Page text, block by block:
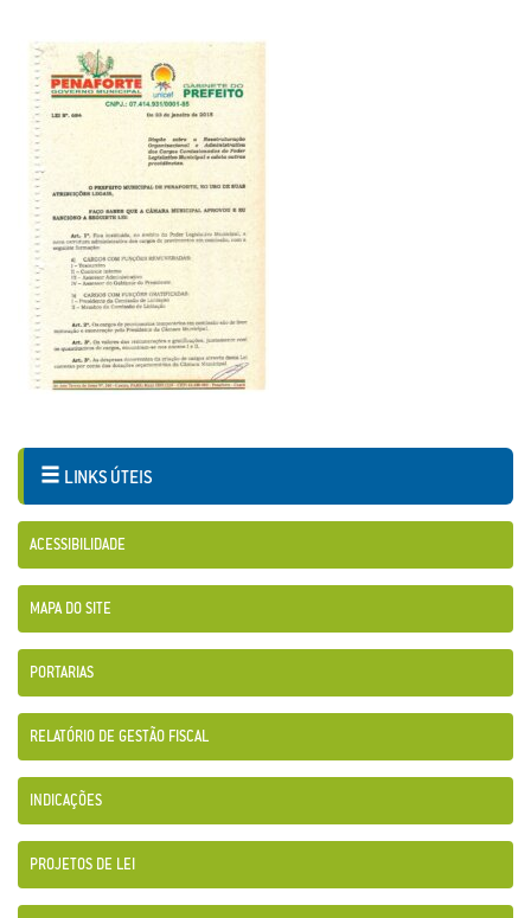
LINKS ÚTEIS
ACESSIBILIDADE
MAPA DO SITE
PORTARIAS
RELATÓRIO DE GESTÃO FISCAL
INDICAÇÕES
PROJETOS DE LEI